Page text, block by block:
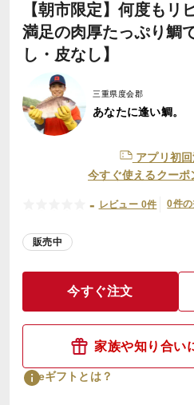
【朝市限定】何度もリ
満足の肉厚たっぷり鯛
し・皮なし】
三重県度会郡
あなたに逢い鯛。
アプリ初回
今すぐ使えるクーポ
- レビュー 0件 0件
販売中
今すぐ注文
家族や知り合い
eギフトとは？